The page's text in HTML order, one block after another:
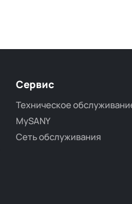
Сервис
Техническое
MySANY
Сеть обслуживания